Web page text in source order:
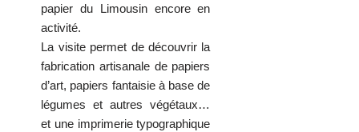
papier du Limousin encore en
activité.
La visite permet de découvrir la
fabrication artisanale de papiers
d’art, papiers fantaisie à base de
légumes et autres végétaux…
et une imprimerie typographique